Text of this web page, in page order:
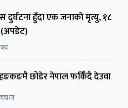
दुर्घटना हुँदा एक जनाकाे मृत्यु, १८
छोडेर नेपाल फर्किँदै देउवा